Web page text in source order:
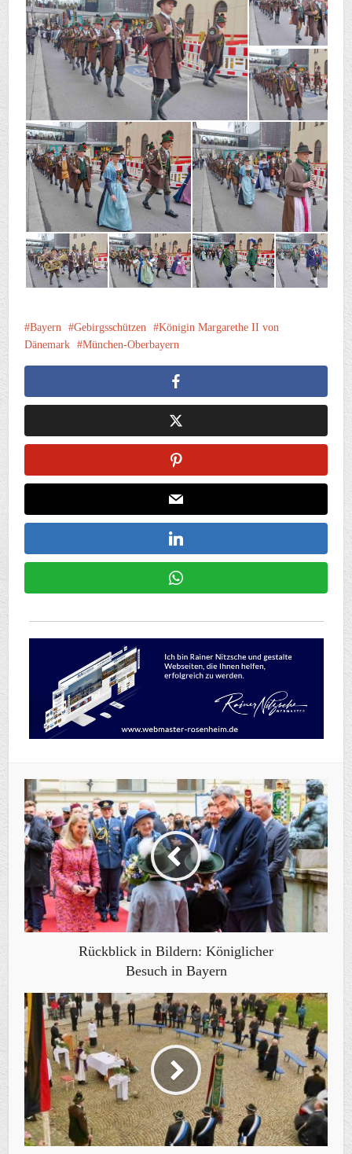
Bayern Gebirgsschützen
Königin Margarethe II von
Dänemark
München-Oberbayern
Rückblick in Bildern: Königlicher
Besuch in Bayern